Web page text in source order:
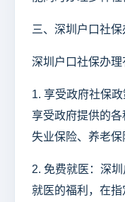
三、深圳户口社
深圳户口社保办理
1. 享受政府社保
享受政府提供的各
失业保险、养老保
2. 免费就医：深
就医的福利，在